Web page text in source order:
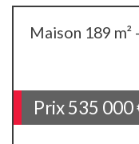
Maison 189 m²
Prix535 000